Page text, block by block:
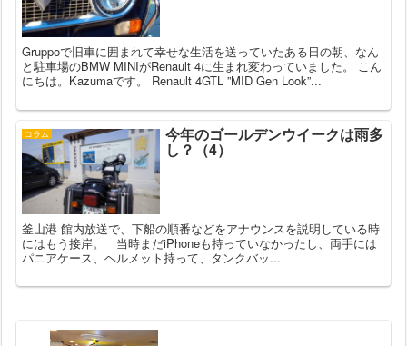
Gruppoで旧車に囲まれて幸せな生活を送っていたある日の朝、なん
と駐車場のBMW MINIがRenault 4に生まれ変わっていました。 こん
にちは。Kazumaです。 Renault 4GTL ”MID Gen Look”...
コラム 今年のゴールデンウイークは雨多
し？（4）
釜山港 館内放送で、下船の順番などをアナウンスを説明している時
にはもう接岸。 当時まだiPhoneも持っていなかったし、両手には
パニアケース、ヘルメット持って、タンクバッ...